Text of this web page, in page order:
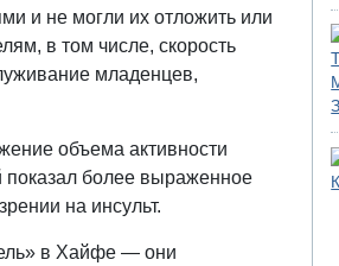
и не могли их отложить или
в том числе, скорость
младенцев,
объема активности
показал более выраженное
на инсульт.
в Хайфе — они